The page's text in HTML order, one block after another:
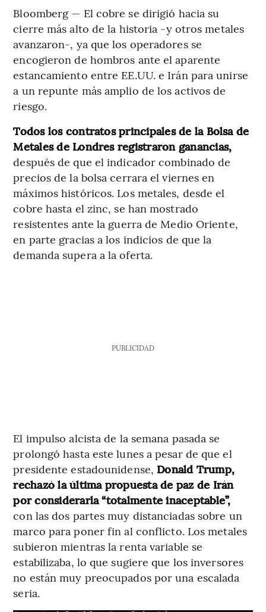
Bloomberg — El cobre se dirigió hacia su
cierre más alto de la historia -y otros metales
avanzaron-, ya que los operadores se
encogieron de hombros ante el aparente
estancamiento entre EE.UU. e Irán para unirse
a un repunte más amplio de los activos de
riesgo.
Todos los contratos principales de la Bolsa de
Metales de Londres registraron ganancias,
después de que el indicador combinado de
precios de la bolsa cerrara el viernes en
máximos históricos. Los metales, desde el
cobre hasta el zinc, se han mostrado
resistentes ante la guerra de Medio Oriente,
en parte gracias a los indicios de que la
demanda supera a la oferta.
PUBLICIDAD
El impulso alcista de la semana pasada se
prolongó hasta este lunes a pesar de que el
presidente estadounidense, Donald Trump,
rechazó la última propuesta de paz de Irán
por considerarla “totalmente inaceptable”,
con las dos partes muy distanciadas sobre un
marco para poner fin al conflicto. Los metales
subieron mientras la renta variable se
estabilizaba, lo que sugiere que los inversores
no están muy preocupados por una escalada
seria.